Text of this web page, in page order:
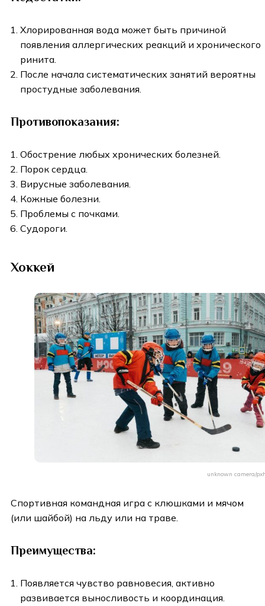
Хлорированная вода может быть причиной
появления аллергических реакций и хронического
ринита.
После начала систематических занятий вероятны
простудные заболевания.
Противопоказания:
Обострение любых хронических болезней.
Порок сердца.
Вирусные заболевания.
Кожные болезни.
Проблемы с почками.
Судороги.
Хоккей
unknown camera/
Спортивная командная игра с клюшками и мячом
(или шайбой) на льду или на траве.
Преимущества:
Появляется чувство равновесия, активно
развивается выносливость и координация.